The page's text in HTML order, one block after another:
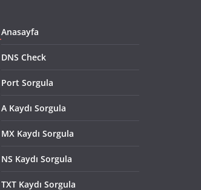
Anasayfa
DNS Check
Port Sorgula
A Kaydı Sorgula
MX Kaydı Sorgula
NS Kaydı Sorgula
TXT Kaydı Sorgula